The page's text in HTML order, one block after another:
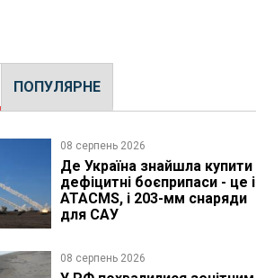
ПОПУЛЯРНЕ
08 серпень 2026
Де Україна знайшла купити
дефіцитні боєприпаси - це і
ATACMS, і 203-мм снаряди
для САУ
08 серпень 2026